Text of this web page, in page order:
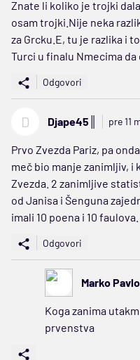
Znate li koliko je trojki
osam trojki.Nije neka
za Grcku.E, tu je razlika i
Turci u finalu Nmecima da
Odgovori
D Djape45║ pre 11
Prvo Zvezda Pariz, pa
meč bio manje zanimljiv, i
Zvezda. 2 zanimljive
od Janisa i Šenguna
imali 10 poena i 10 faulova.
Odgovori
Marko
Koga zanima
prvenstva